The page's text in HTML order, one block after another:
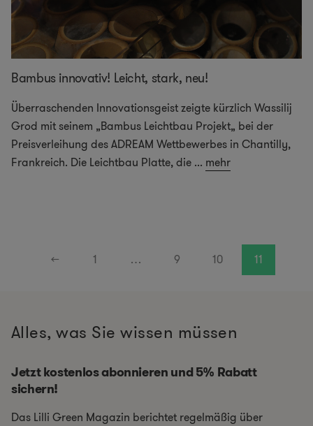
Bambus innovativ! Leicht, stark, neu!
Überraschenden Innovationsgeist zeigte kürzlich Wassilij
Grod mit seinem „Bambus Leichtbau Projekt„ bei der
Preisverleihung des ADREAM Wettbewerbes in Chantilly,
Frankreich. Die Leichtbau Platte, die ... mehr
← 1 … 9 10 11
Alles, was Sie wissen müssen
Jetzt kostenlos abonnieren und 5% Rabatt
sichern!
Das Lilli Green Magazin berichtet regelmäßig über